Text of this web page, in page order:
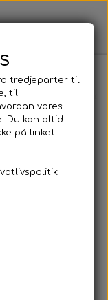
tredjeparter til
til
vores
Du kan altid
på linket